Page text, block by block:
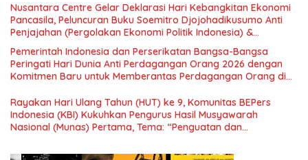
Nusantara Centre Gelar Deklarasi Hari Kebangkitan Ekonomi
Pancasila, Peluncuran Buku Soemitro Djojohadikusumo Anti
Penjajahan (Pergolakan Ekonomi Politik Indonesia) &
Simposium Nasional “Urgensi Undang-Undang Perekonomian
Nasional dan Kesejahteraan Sosial dalam Menata Bangsa
Menuju Indonesia Emas 2045”,
Pemerintah Indonesia dan Perserikatan Bangsa-Bangsa
Peringati Hari Dunia Anti Perdagangan Orang 2026 dengan
Komitmen Baru untuk Memberantas Perdagangan Orang di
Rayakan Hari Ulang Tahun (HUT) ke 9, Komunitas BEPers
Indonesia (KBI) Kukuhkan Pengurus Hasil Musyawarah
Nasional (Munas) Pertama, Tema: “Penguatan dan
Indonesia dan Mancanegara”.